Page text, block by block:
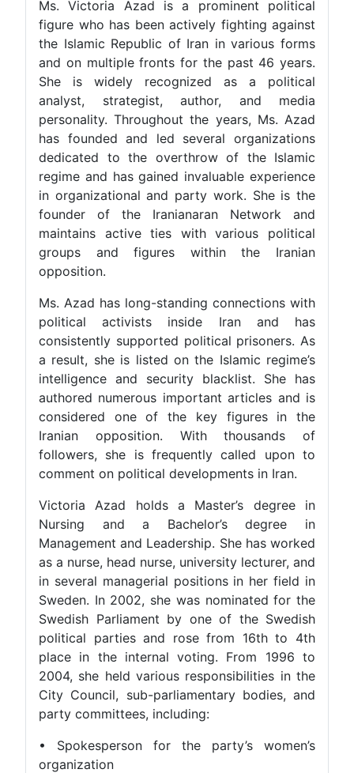
Ms. Victoria Azad is a prominent political
figure who has been actively fighting against
the Islamic Republic of Iran in various forms
and on multiple fronts for the past 46 years.
She is widely recognized as a political
analyst, strategist, author, and media
personality. Throughout the years, Ms. Azad
has founded and led several organizations
dedicated to the overthrow of the Islamic
regime and has gained invaluable experience
in organizational and party work. She is the
founder of the Iranianaran Network and
maintains active ties with various political
groups and figures within the Iranian
opposition.
Ms. Azad has long-standing connections with
political activists inside Iran and has
consistently supported political prisoners. As
a result, she is listed on the Islamic regime’s
intelligence and security blacklist. She has
authored numerous important articles and is
considered one of the key figures in the
Iranian opposition. With thousands of
followers, she is frequently called upon to
comment on political developments in Iran.
Victoria Azad holds a Master’s degree in
Nursing and a Bachelor’s degree in
Management and Leadership. She has worked
as a nurse, head nurse, university lecturer, and
in several managerial positions in her field in
Sweden. In 2002, she was nominated for the
Swedish Parliament by one of the Swedish
political parties and rose from 16th to 4th
place in the internal voting. From 1996 to
2004, she held various responsibilities in the
City Council, sub-parliamentary bodies, and
party committees, including:
• Spokesperson for the party’s women’s
organization